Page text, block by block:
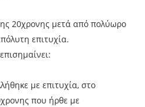
20χρονης μετά από πολύωρο
επιτυχία.
με επιτυχία, στο
που ήρθε με